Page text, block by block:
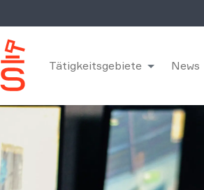
Tätigkeitsgebiete News